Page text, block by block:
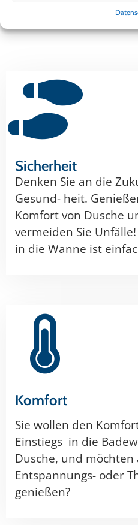
Sicherheit
Denken Sie an die
Gesund- heit.
Komfort von Dusche
vermeiden Sie
in die Wanne ist
Komfort
Sie wollen den
Einstiegs in die
Dusche, und
Entspannungs- oder
genießen?